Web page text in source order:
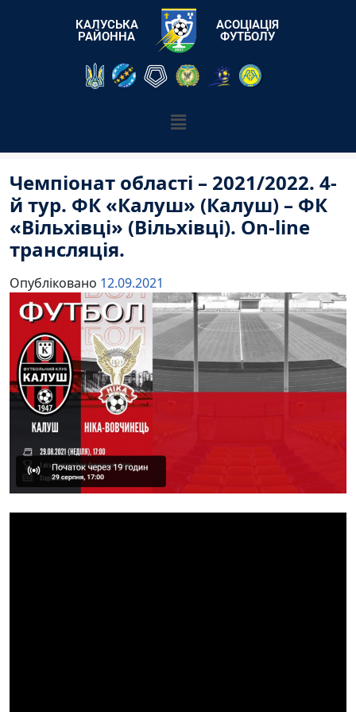
КАЛУСЬКА
РАЙОННА
АСОЦІАЦІЯ
ФУТБОЛУ
Чемпіонат області – 2021/2022. 4-
й тур. ФК «Калуш» (Калуш) – ФК
«Вільхівці» (Вільхівці). On-line
трансляція.
Опубліковано 12.09.2021